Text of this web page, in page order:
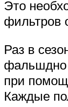
Это
фильтров
Раз в
фальшдно
при
Каждые